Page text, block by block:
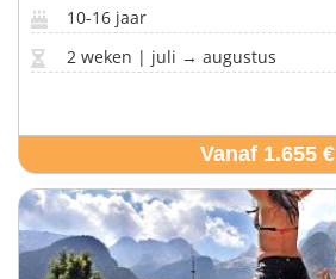
10-16 jaar
2 weken | juli → augustus
Vanaf 1.655 €